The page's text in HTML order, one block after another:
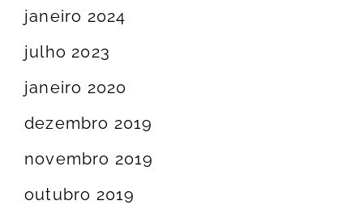
janeiro 2024
julho 2023
janeiro 2020
dezembro 2019
novembro 2019
outubro 2019